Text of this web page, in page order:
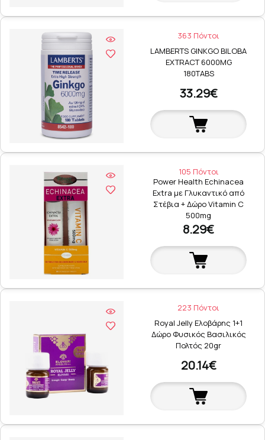
363 Πόντοι
LAMBERTS GINKGO BILOBA
EXTRACT 6000MG
180TABS
33.29€
105 Πόντοι
Power Health Echinacea
Extra με Γλυκαντικό από
Στέβια + Δώρο Vitamin C
500mg
8.29€
223 Πόντοι
Royal Jelly Ελοβάρης 1+1
Δώρο Φυσικός Βασιλικός
Πολτός 20gr
20.14€